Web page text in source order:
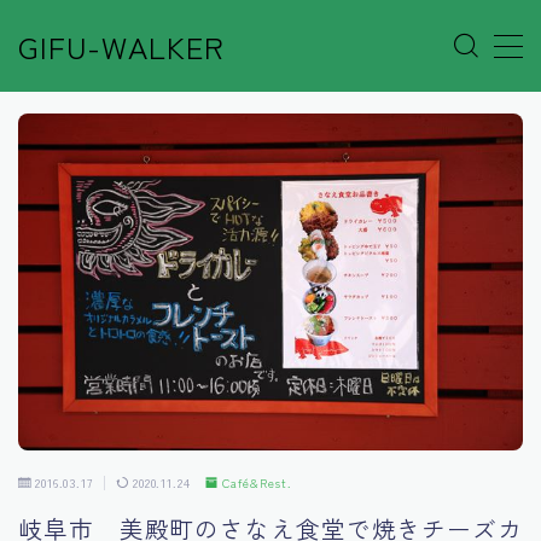
GIFU-WALKER
MENU
Author’s Voice
Café&Rest.
Event
Go out
Others
2016.03.17 2020.11.24 Café&Rest.
岐阜市 美殿町のさなえ食堂で焼きチーズカ